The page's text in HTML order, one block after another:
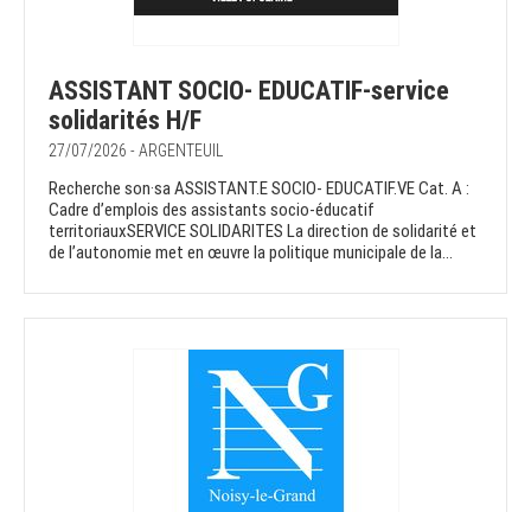
ASSISTANT SOCIO- EDUCATIF-service
solidarités H/F
27/07/2026 - ARGENTEUIL
Recherche son·sa ASSISTANT.E SOCIO- EDUCATIF.VE Cat. A :
Cadre d’emplois des assistants socio-éducatif
territoriauxSERVICE SOLIDARITES La direction de solidarité et
de l’autonomie met en œuvre la politique municipale de la...